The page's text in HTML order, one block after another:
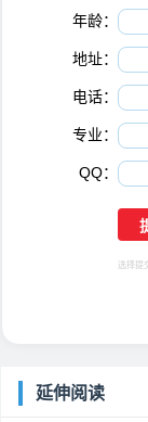
年龄：
地址：
电话：
专业：
QQ：
选择提
延伸阅读